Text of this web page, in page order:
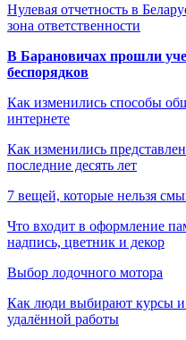
Нулевая отчетность в
зона ответственности
В Барановичах прошли
беспорядков
Как изменились способы
интернете
Как изменились
последние десять лет
7 вещей, которые нельзя
Что входит в оформление
надпись, цветник и декор
Выбор лодочного мотора
Как люди выбирают курсы и
удалённой работы